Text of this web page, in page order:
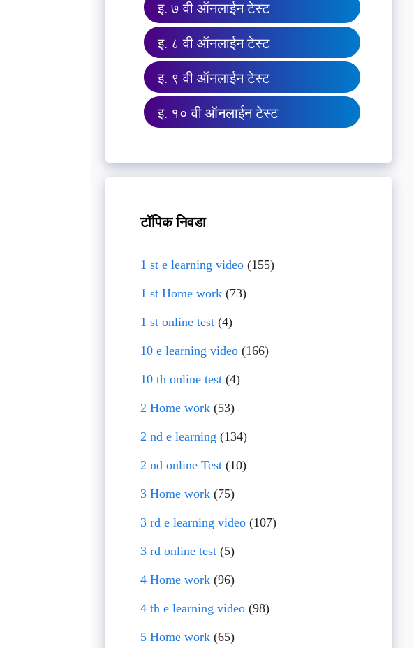
इ. ७ वी ऑनलाईन टेस्ट
इ. ८ वी ऑनलाईन टेस्ट
इ. ९ वी ऑनलाईन टेस्ट
इ. १० वी ऑनलाईन टेस्ट
टॉपिक निवडा
1 st e learning video(155)
1 st Home work(73)
1 st online test(4)
10 e learning video(166)
10 th online test(4)
2 Home work(53)
2 nd e learning (134)
2 nd online Test(10)
3 Home work(75)
3 rd e learning video(107)
3 rd online test(5)
4 Home work(96)
4 th e learning video(98)
5 Home work(65)